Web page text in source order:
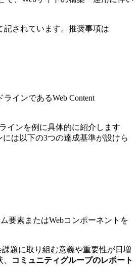
記されています。推奨事項は
インであるWeb Content
インを例に具体的に紹介します
は以下の3つの達成基準が設けら
要素またはWebコンポーネントを
題に取り組む意義や重要性が日増
コミュニティグループのレポート